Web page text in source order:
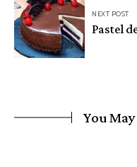
NEXT POST
Pastel
You